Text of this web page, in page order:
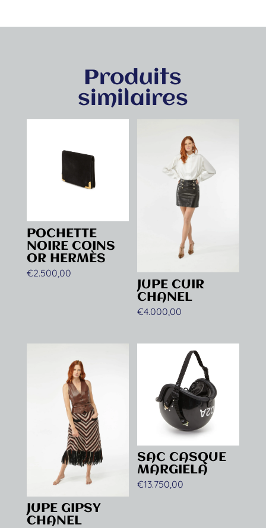
Produits
similaires
POCHETTE
NOIRE COINS
OR HERMÈS
€2.500,00
JUPE CUIR
CHANEL
€4.000,00
JUPE GIPSY
CHANEL
SAC CASQUE
MARGIELA
€13.750,00